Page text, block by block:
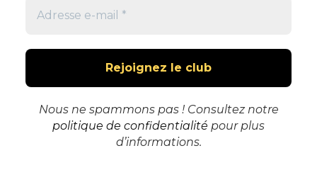
Nous ne spammons pas ! Consultez notre
politique de confidentialité pour plus
d’informations.